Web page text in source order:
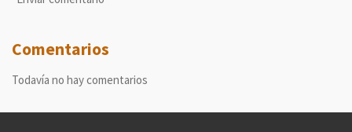
Comentarios
Todavía no hay comentarios